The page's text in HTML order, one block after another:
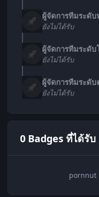
ผู้จัดการทีมระดับ
ยังไม่ได้รับ
ผู้จัดการทีมระดับ
ยังไม่ได้รับ
ผู้จัดการทีมระดับ
ยังไม่ได้รับ
0 Badges ที่ได้รับ
pornnut